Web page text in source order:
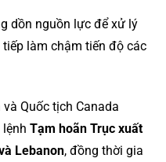
dồn nguồn lực để xử lý
làm chậm tiến độ các
Quốc tịch Canada
lệnh Tạm hoãn Trục xuất
Lebanon, đồng thời gia